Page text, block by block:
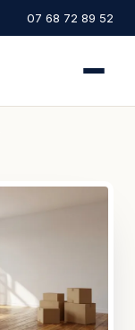
07 68 72 89 52